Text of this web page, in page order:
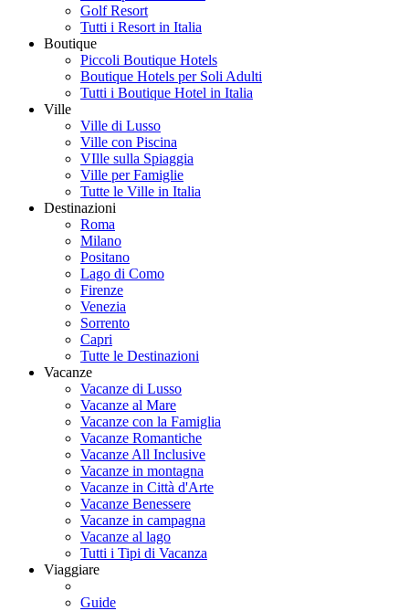
Golf Resort
Tutti i Resort in Italia
Boutique
Piccoli Boutique Hotels
Boutique Hotels per Soli Adulti
Tutti i Boutique Hotel in Italia
Ville
Ville di Lusso
Ville con Piscina
VIlle sulla Spiaggia
Ville per Famiglie
Tutte le Ville in Italia
Destinazioni
Roma
Milano
Positano
Lago di Como
Firenze
Venezia
Sorrento
Capri
Tutte le Destinazioni
Vacanze
Vacanze di Lusso
Vacanze al Mare
Vacanze con la Famiglia
Vacanze Romantiche
Vacanze All Inclusive
Vacanze in montagna
Vacanze in Città d'Arte
Vacanze Benessere
Vacanze in campagna
Vacanze al lago
Tutti i Tipi di Vacanza
Viaggiare
Guide